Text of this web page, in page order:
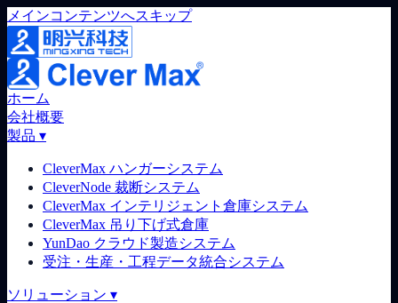
メインコンテンツへスキップ
ホーム
会社概要
製品 ▾
CleverMax ハンガーシステム
CleverNode 裁断システム
CleverMax インテリジェント倉庫システム
CleverMax 吊り下げ式倉庫
YunDao クラウド製造システム
受注・生産・工程データ統合システム
ソリューション ▾